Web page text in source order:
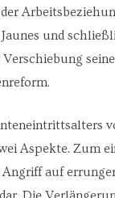
und
Aspekte. Zum
auf